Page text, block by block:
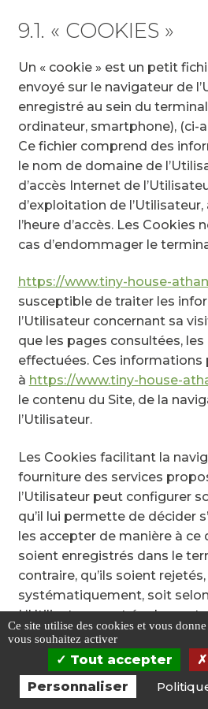
9.1. « COOKIES »
Un « cookie » est un petit
envoyé sur le navigateur de
enregistré au sein du
ordinateur, smartphone), (ci-
Ce fichier comprend des
le nom de domaine de
d’accès Internet de
d’exploitation de
l’heure d’accès. Les Cookies
cas d’endommager le
https://www.tiny-house-
susceptible de traiter les
l’Utilisateur concernant sa
que les pages consultées, les
effectuées. Ces
à https://www.tiny-house-
le contenu du Site, de la
l’Utilisateur.
Les Cookies facilitant la
fourniture des services
l’Utilisateur peut configurer
qu’il lui permette de décider
les accepter de manière à ce
soient enregistrés dans le
contraire, qu’ils soient
systématiquement, soit
L’Utilisateur peut également
logiciel de navigation de
l’acceptation ou le refus des
proposés ponctuellement,
soit susceptible d’être
0
Ce site utilise des cookies et vous
vous souhaitez activer
Tout accepter
Personnaliser